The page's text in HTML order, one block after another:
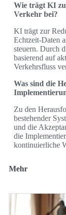
Wie trägt KI
Verkehr bei?
KI trägt zur
Echtzeit-Daten
steuern. Durch
basierend auf
Verkehrsfluss
Was sind die
Zu den
bestehender
und die
die
kontinuierliche
Mehr